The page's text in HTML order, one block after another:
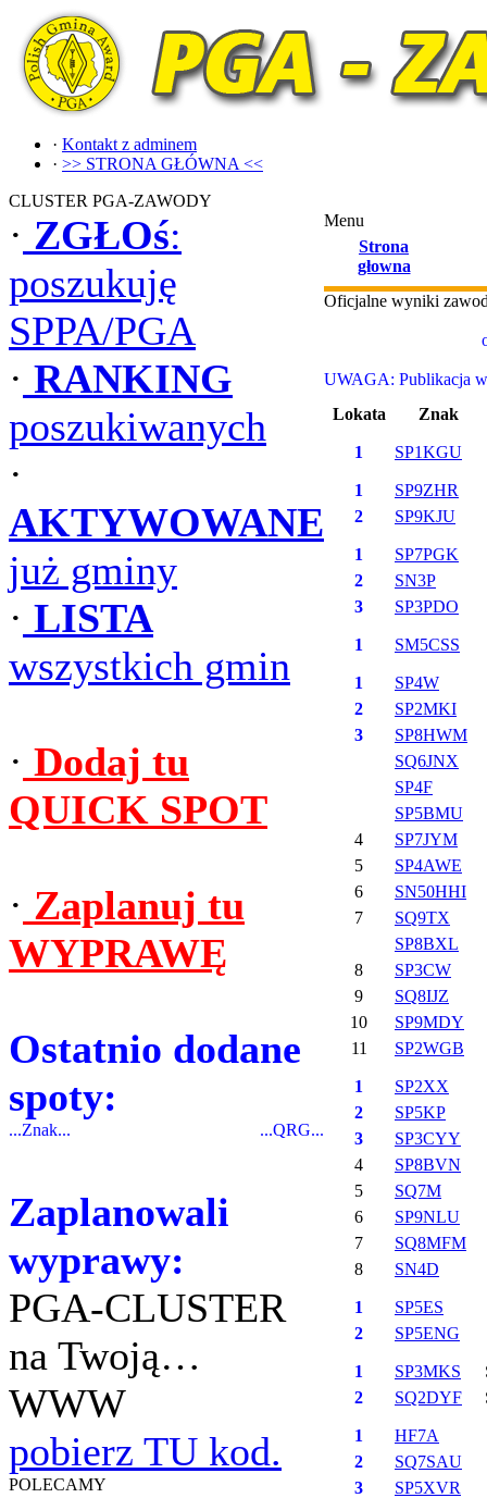
· Kontakt z adminem
· >> STRONA GŁÓWNA <<
CLUSTER PGA-ZAWODY
· ZGŁOś:
poszukuję
SPPA/PGA
· RANKING
poszukiwanych
·
AKTYWOWANE
już gminy
· LISTA
wszystkich gmin
· Dodaj tu
QUICK SPOT
· Zaplanuj tu
WYPRAWĘ
Ostatnio dodane
spoty:
...Znak... ...QRG...
Zaplanowali
wyprawy:
PGA-CLUSTER
na Twoją…
WWW
pobierz TU kod.
POLECAMY
Menu
Strona
głowna
Oficjalne wyniki
UWAGA: Publikacja
Lokata
Znak
1 SP1KGU
1
SP9ZHR
2
SP9KJU
1
SP7PGK
2
SN3P
3
SP3PDO
1 SM5CSS
1
SP4W
2
SP2MKI
3
SP8HWM
SQ6JNX
SP4F
SP5BMU
4
SP7JYM
5
SP4AWE
6
SN50HHI
7
SQ9TX
SP8BXL
8
SP3CW
9
SQ8IJZ
10
SP9MDY
11
SP2WGB
1
SP2XX
2
SP5KP
3
SP3CYY
4
SP8BVN
5
SQ7M
6
SP9NLU
7
SQ8MFM
8
SN4D
1
SP5ES
2
SP5ENG
1 SP3MKS
2
SQ2DYF
1 HF7A
2
SQ7SAU
3
SP5XVR